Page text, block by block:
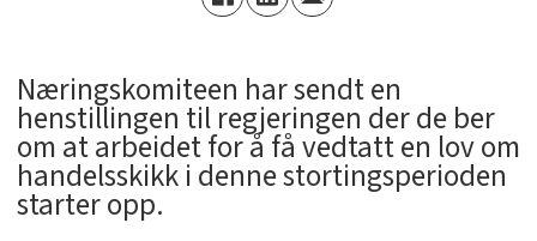
Næringskomiteen har sendt en
henstillingen til regjeringen der de ber
om at arbeidet for å få vedtatt en lov om
handelsskikk i denne stortingsperioden
starter opp.